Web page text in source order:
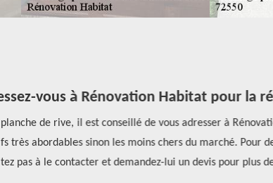
vous à Rénovation Habitat pour la
de rive, il est conseillé de vous adresser à
abordables sinon les moins chers du marché. Pour de
pas à le contacter et demandez-lui un devis pour plus de